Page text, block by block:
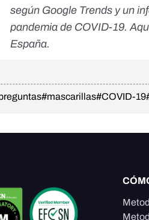
según Google Trends y un
pandemia de COVID-19.
España.
#mascarillas#COVID-19